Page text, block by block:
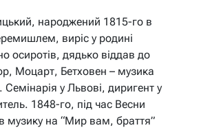
народжений 1815-го в
виріс у родині
осиротів, дядько віддав до
Моцарт, Бетховен – музика
у Львові, диригент у
1848-го, під час Весни
музику на “Мир вам, браття”